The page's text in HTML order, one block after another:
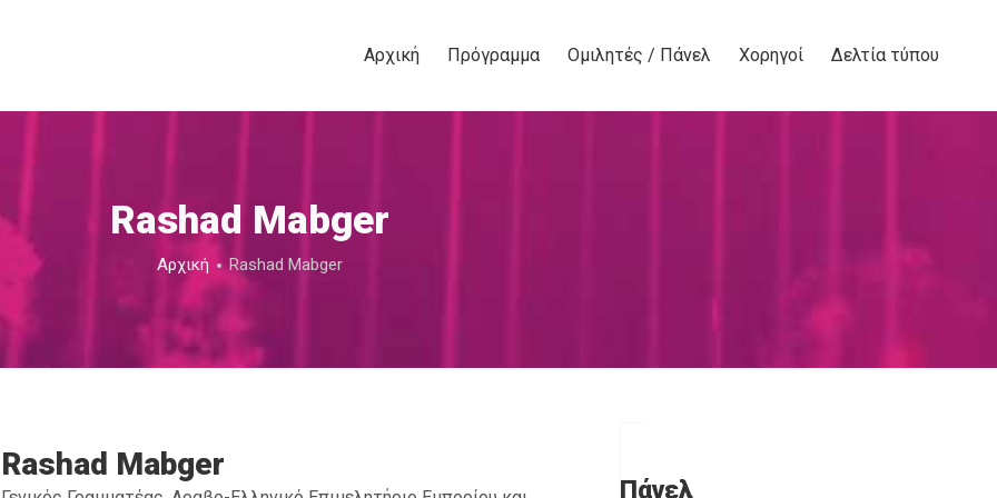
Αρχική Πρόγραμμα Ομιλητές / Πάνελ Χορηγοί Δελτία τύπου
Rashad Mabger
Αρχική Rashad Mabger
Rashad Mabger
Πάνελ